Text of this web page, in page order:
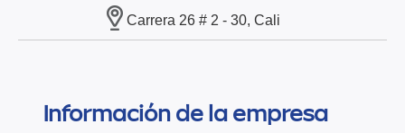
Carrera 26 # 2 - 30, Cali
Información de la empresa